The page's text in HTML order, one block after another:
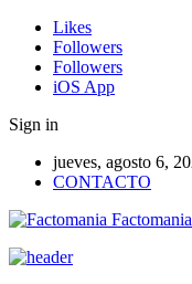
Likes
Followers
Followers
iOS App
Sign in
jueves, agosto 6,
CONTACTO